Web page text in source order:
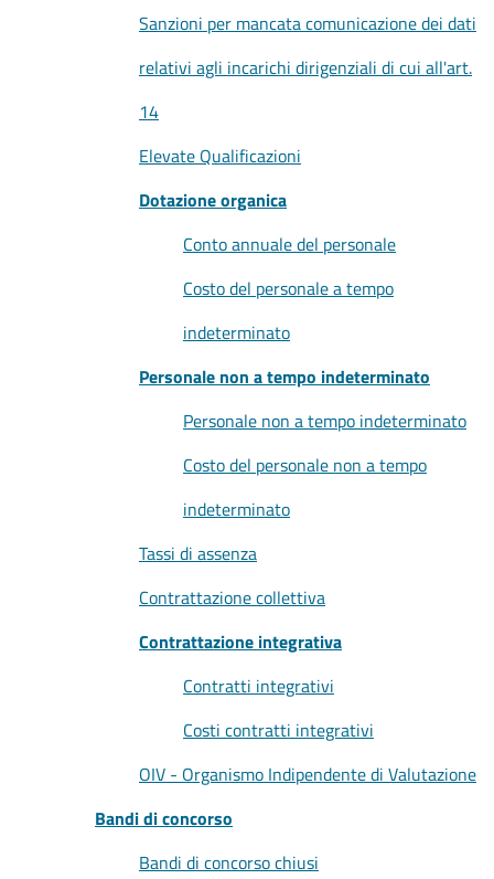
Sanzioni per mancata comunicazione dei dati
relativi agli incarichi dirigenziali di cui all'art.
14
Elevate Qualificazioni
Dotazione organica
Conto annuale del personale
Costo del personale a tempo
indeterminato
Personale non a tempo indeterminato
Personale non a tempo indeterminato
Costo del personale non a tempo
indeterminato
Tassi di assenza
Contrattazione collettiva
Contrattazione integrativa
Contratti integrativi
Costi contratti integrativi
OIV - Organismo Indipendente di Valutazione
Bandi di concorso
Bandi di concorso chiusi